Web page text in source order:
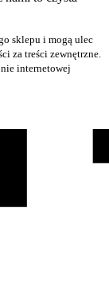
sklepu i mogą ulec
za treści zewnętrzne.
internetowej